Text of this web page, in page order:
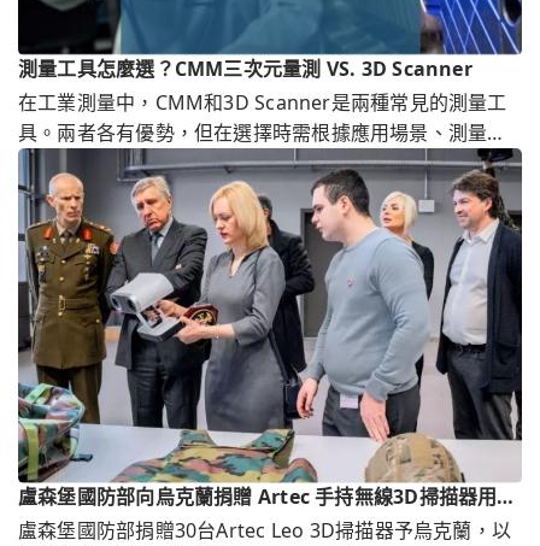
測量工具怎麼選？CMM三次元量測 VS. 3D Scanner
在工業測量中，CMM和3D Scanner是兩種常見的測量工
具。兩者各有優勢，但在選擇時需根據應用場景、測量需
求及預算做出最佳決策。
盧森堡國防部向烏克蘭捐贈 Artec 手持無線3D掃描器用於
戰爭記錄
盧森堡國防部捐贈30台Artec Leo 3D掃描器予烏克蘭，以